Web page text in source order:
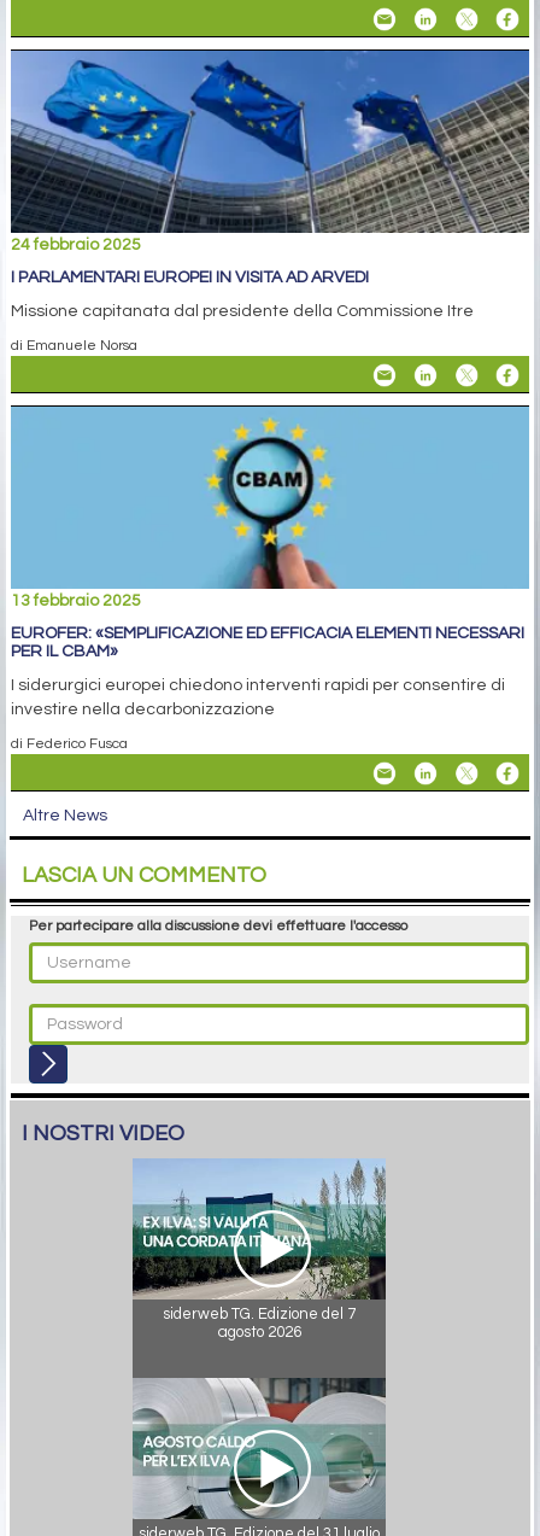
24 febbraio 2025
I PARLAMENTARI EUROPEI IN VISITA AD ARVEDI
Missione capitanata dal presidente della Commissione Itre
di Emanuele Norsa
13 febbraio 2025
EUROFER: «SEMPLIFICAZIONE ED EFFICACIA ELEMENTI NECESSARI
PER IL CBAM»
I siderurgici europei chiedono interventi rapidi per consentire di
investire nella decarbonizzazione
di Federico Fusca
Altre News
LASCIA UN COMMENTO
Per partecipare alla discussione devi effettuare l'accesso
I NOSTRI VIDEO
siderweb TG. Edizione del 7
agosto 2026